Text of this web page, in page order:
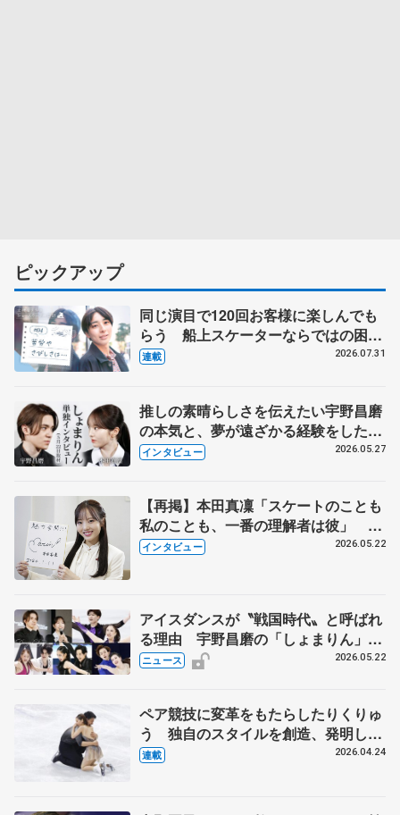
ピックアップ
同じ演目で120回お客様に楽しんでも
らう 船上スケーターならではの困難
とは 影響あったPIW前キャプテン松
連載 2026.07.31
推しの素晴らしさを伝えたい宇野昌磨
の本気と、夢が遠ざかる経験をした本
田真凜の覚悟
インタビュー 2026.05.27
【再掲】本田真凜「スケートのことも
私のことも、一番の理解者は彼」 引
退時の単独インタビューで語った競技
インタビュー 2026.05.22
アイスダンスが〝戦国時代〟と呼ばれ
る理由 宇野昌磨の「しょまりん」ら
実力者が相次いで参戦 国内の競争激
ニュース 2026.05.22
ペア競技に変革をもたらしたりくりゅ
う 独自のスタイルを創造、発明した
【引退発表後②】
連載 2026.04.24